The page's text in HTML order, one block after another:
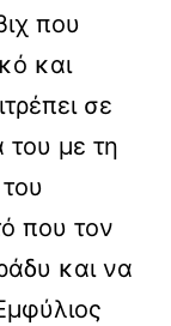
που
και
σε
του με τη
που τον
και να